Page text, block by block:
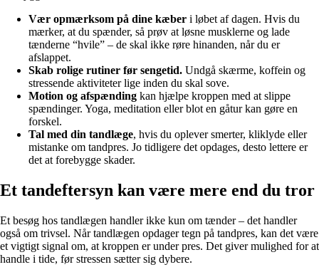
Vær opmærksom på dine kæber i løbet af dagen. Hvis du
mærker, at du spænder, så prøv at løsne musklerne og lade
tænderne “hvile” – de skal ikke røre hinanden, når du er
afslappet.
Skab rolige rutiner før sengetid. Undgå skærme, koffein og
stressende aktiviteter lige inden du skal sove.
Motion og afspænding kan hjælpe kroppen med at slippe
spændinger. Yoga, meditation eller blot en gåtur kan gøre en
forskel.
Tal med din tandlæge, hvis du oplever smerter, kliklyde eller
mistanke om tandpres. Jo tidligere det opdages, desto lettere er
det at forebygge skader.
Et tandeftersyn kan være mere end du tror
Et besøg hos tandlægen handler ikke kun om tænder – det handler
også om trivsel. Når tandlægen opdager tegn på tandpres, kan det være
et vigtigt signal om, at kroppen er under pres. Det giver mulighed for at
handle i tide, før stressen sætter sig dybere.